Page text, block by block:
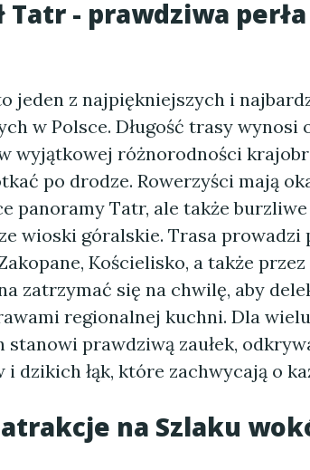
Tatr - prawdziwa
jeden z najpiękniejszych i
w Polsce. Długość trasy wynosi
wyjątkowej różnorodności
po drodze. Rowerzyści mają
panoramy Tatr, ale także
wioski góralskie. Trasa prowadzi
Kościelisko, a także
zatrzymać się na chwilę, aby
regionalnej kuchni. Dla
prawdziwą zaułek,
dzikich łąk, które zachwycają o
na Szlaku